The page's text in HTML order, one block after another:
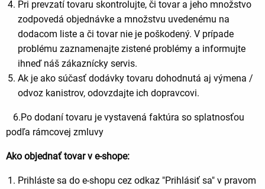
Pri prevzatí tovaru skontrolujte, či tovar a jeho množstvo
zodpovedá objednávke a množstvu uvedenému na
dodacom liste a či tovar nie je poškodený. V prípade
problému zaznamenajte zistené problémy a informujte
ihneď náš zákaznícky servis.
Ak je ako súčasť dodávky tovaru dohodnutá aj výmena /
odvoz kanistrov, odovzdajte ich dopravcovi.
6.Po dodaní tovaru je vystavená faktúra so splatnosťou
podľa rámcovej zmluvy
Ako objednať tovar v e-shope:
Prihláste sa do e-shopu cez odkaz "Prihlásiť sa" v pravom